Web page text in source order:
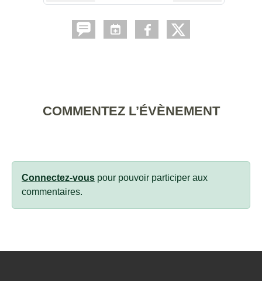
COMMENTEZ L’ÉVÈNEMENT
Connectez-vous pour pouvoir participer aux
commentaires.